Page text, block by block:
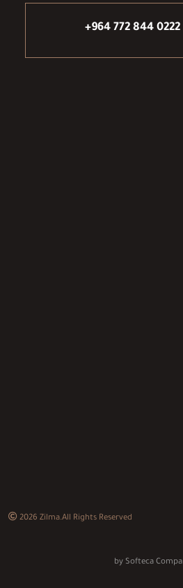
+964 772 844 0222
by Softeca
2026Zilma.All Rights Reserved